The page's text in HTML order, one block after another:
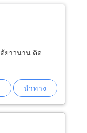
ยาวนาน ติด